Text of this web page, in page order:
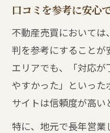
口コミを参考に安心
不動産売買において
判を参考にすることが
エリアでも、「対応
やすかった」といった
サイトは信頼度が高い
特に、地元で長年営